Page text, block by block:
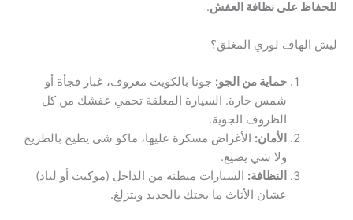
للحفاظ على نظافة العفش.
ليش الهاف لوري المغلق؟
حماية من الجو: جونا بالكويت معروف، غبار فجأة أو
شمس حارة. السيارة المغلقة تحمي عفشك من كل
الظروف الجوية.
الأمان: الأغراض مسكرة عليها، ماكو شي يطيح بالطريج
ولا شي يضيع.
النظافة: السيارات مبطنة من الداخل (موكيت أو لباد)
عشان الأثاث ما يحتك بالحديد ويتزلغ.